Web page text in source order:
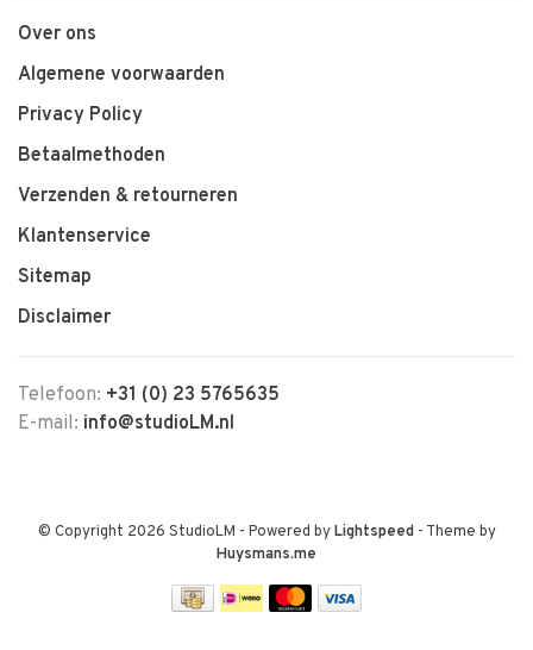
Over ons
Algemene voorwaarden
Privacy Policy
Betaalmethoden
Verzenden & retourneren
Klantenservice
Sitemap
Disclaimer
Telefoon: +31 (0) 23 5765635
E-mail: info@studioLM.nl
© Copyright 2026 StudioLM - Powered byLightspeed- Theme by
Huysmans.me